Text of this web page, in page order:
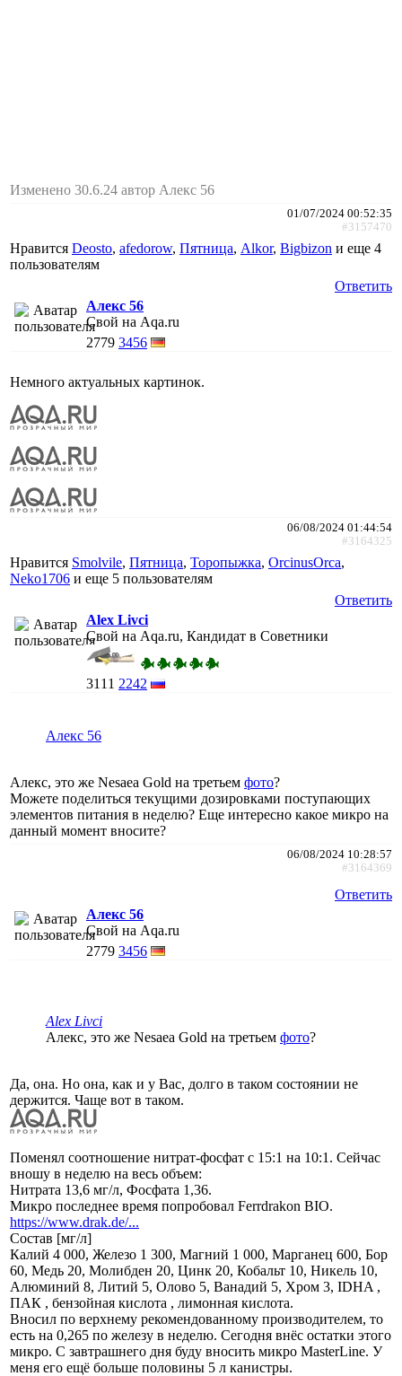
Изменено 30.6.24 автор Алекс 56
01/07/2024 00:52:35
#3157470
Нравится Deosto, afedorow, Пятница, Alkor, Bigbizon и еще 4
пользователям
Ответить
Алекс 56
Свой на Aqa.ru
2779 3456
Немного актуальных картинок.
06/08/2024 01:44:54
#3164325
Нравится Smolvile, Пятница, Торопыжка, ОrcinusОrca,
Neko1706 и еще 5 пользователям
Ответить
Alex Livci
Свой на Aqa.ru, Кандидат в Советники
3111 2242
Алекс 56
Алекс, это же Nesaea Gold на третьем фото?
Можете поделиться текущими дозировками поступающих
элементов питания в неделю? Еще интересно какое микро на
данный момент вносите?
06/08/2024 10:28:57
#3164369
Ответить
Алекс 56
Свой на Aqa.ru
2779 3456
Alex Livci
Алекс, это же Nesaea Gold на третьем фото?
Да, она. Но она, как и у Вас, долго в таком состоянии не
держится. Чаще вот в таком.
Поменял соотношение нитрат-фосфат с 15:1 на 10:1. Сейчас
вношу в неделю на весь объем:
Нитрата 13,6 мг/л, Фосфата 1,36.
Микро последнее время попробовал Ferrdrakon BIO.
https://www.drak.de/...
Состав [мг/л]
Калий 4 000, Железо 1 300, Магний 1 000, Марганец 600, Бор
60, Медь 20, Молибден 20, Цинк 20, Кобальт 10, Никель 10,
Алюминий 8, Литий 5, Олово 5, Ванадий 5, Хром 3, IDHA ,
ПАК , бензойная кислота , лимонная кислота.
Вносил по верхнему рекомендованному производителем, то
есть на 0,265 по железу в неделю. Сегодня внёс остатки этого
микро. С завтрашнего дня буду вносить микро MasterLine. У
меня его ещё больше половины 5 л канистры.